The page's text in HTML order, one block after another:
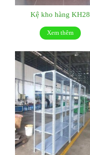
Kệ kho hàng KH28
Xem thêm